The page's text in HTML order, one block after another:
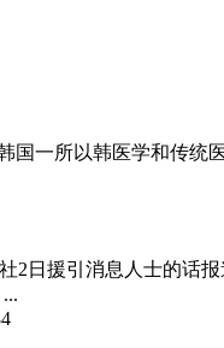
国一所以韩医学和传
日援引消息人士的话